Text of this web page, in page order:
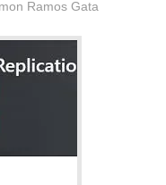
Ramos Gata